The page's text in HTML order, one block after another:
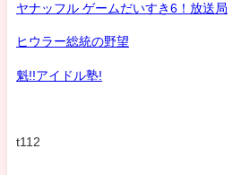
ヤナッフル ゲームだいすき6！放送局
ヒウラー総統の野望
魁!!アイドル塾!
t112